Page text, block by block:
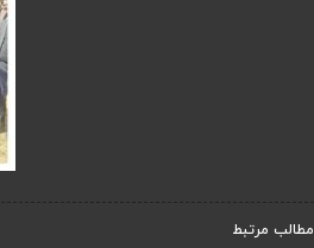
مطالب مرتبط